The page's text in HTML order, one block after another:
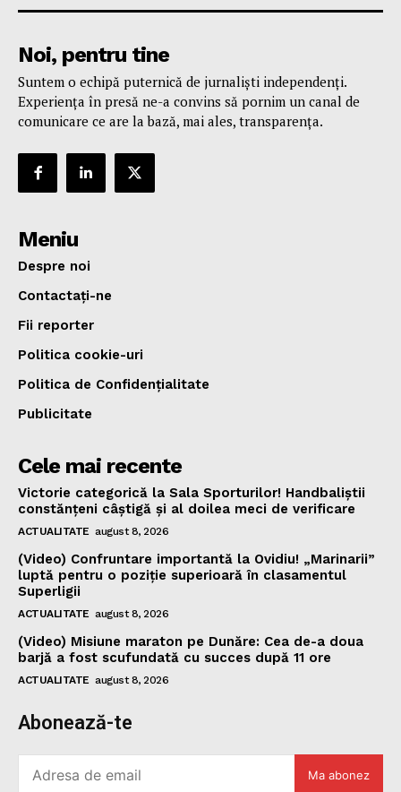
Noi, pentru tine
Suntem o echipă puternică de jurnaliști independenți.
Experiența în presă ne-a convins să pornim un canal de
comunicare ce are la bază, mai ales, transparența.
Meniu
Despre noi
Contactați-ne
Fii reporter
Politica cookie-uri
Politica de Confidențialitate
Publicitate
Cele mai recente
Victorie categorică la Sala Sporturilor! Handbaliștii
constănțeni câștigă și al doilea meci de verificare
ACTUALITATE august 8, 2026
(Video) Confruntare importantă la Ovidiu! „Marinarii”
luptă pentru o poziție superioară în clasamentul
Superligii
ACTUALITATE august 8, 2026
(Video) Misiune maraton pe Dunăre: Cea de-a doua
barjă a fost scufundată cu succes după 11 ore
ACTUALITATE august 8, 2026
Abonează-te
Ma abonez